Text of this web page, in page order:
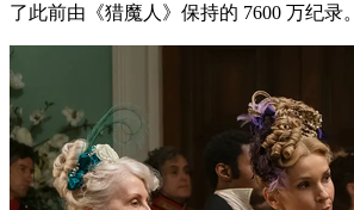
了此前由《猎魔人》保持的 7600 万纪录。